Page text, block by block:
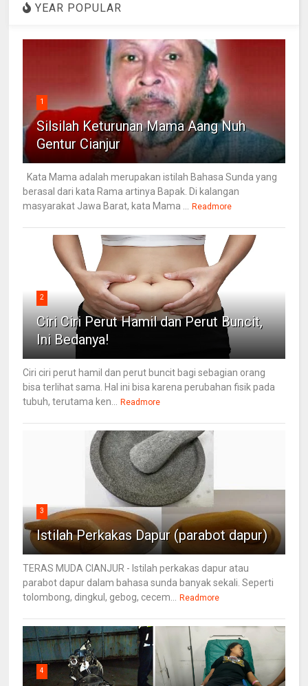
YEAR POPULAR
1
Silsilah Keturunan Mama Aang Nuh
Gentur Cianjur
Kata Mama adalah merupakan istilah Bahasa Sunda yang
berasal dari kata Rama artinya Bapak. Di kalangan
masyarakat Jawa Barat, kata Mama ...
Readmore
2
Ciri Ciri Perut Hamil dan Perut Buncit,
Ini Bedanya!
Ciri ciri perut hamil dan perut buncit bagi sebagian orang
bisa terlihat sama. Hal ini bisa karena perubahan fisik pada
tubuh, terutama ken...
Readmore
3
Istilah Perkakas Dapur (parabot dapur)
TERAS MUDA CIANJUR - Istilah perkakas dapur atau
parabot dapur dalam bahasa sunda banyak sekali. Seperti
tolombong, dingkul, gebog, cecem...
Readmore
4